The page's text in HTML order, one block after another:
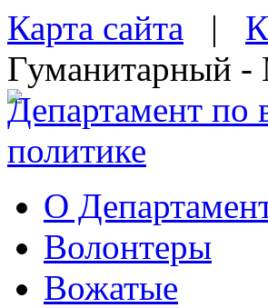
Карта сайта |
Гуманитарный
Департамент по
политике
О
Волонтеры
Вожатые